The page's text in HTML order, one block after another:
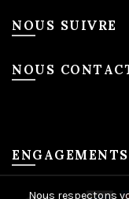
NOUS SUIVRE
NOUS
ENGAGEMENTS
Nous respectons